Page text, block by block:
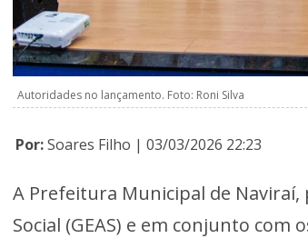
Autoridades no lançamento. Foto: Roni Silva
Por:Soares Filho | 03/03/2026 22:23
A Prefeitura Municipal de Naviraí,
Social (GEAS) e em conjunto com